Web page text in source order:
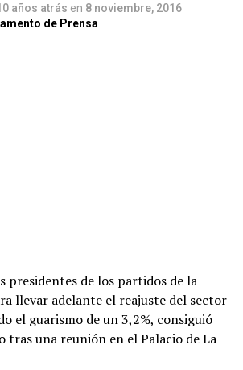
años atrás en 8 noviembre, 2016
de Prensa
presidentes de los partidos de la
llevar adelante el reajuste del sector
el guarismo de un 3,2%, consiguió
tras una reunión en el Palacio de La